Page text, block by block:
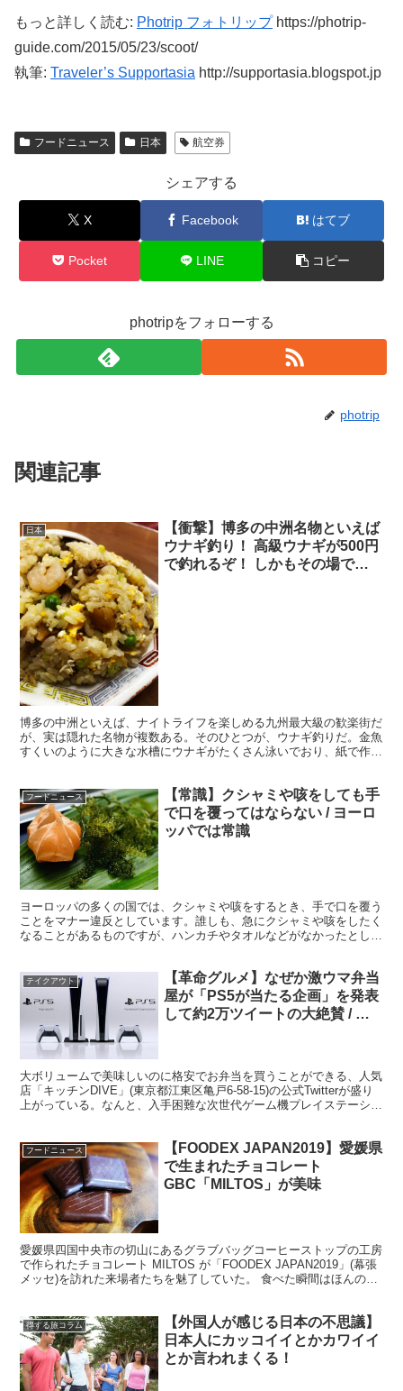
もっと詳しく読む: Photrip フォトリップhttps://photrip-
guide.com/2015/05/23/scoot/
執筆: Traveler’s Supportasia http://supportasia.blogspot.jp
フードニュース 日本 航空券
シェアする
X Facebook はてブ
Pocket LINE コピー
photripをフォローする
photrip
関連記事
日本
【衝撃】博多の中洲名物といえば
ウナギ釣り！ 高級ウナギが500円
で釣れるぞ！ しかもその場で食
博多の中洲といえば、ナイトライフを楽しめる九州最大級の歓楽街だ
が、実は隠れた名物が複数ある。そのひとつが、ウナギ釣りだ。金魚
すくいのように大きな水槽にウナギがたくさん泳いでおり、紙で作ら
フードニュース
【常識】クシャミや咳をしても手
で口を覆ってはならない / ヨーロ
ッパでは常識
ヨーロッパの多くの国では、クシャミや咳をするとき、手で口を覆う
ことをマナー違反としています。誰しも、急にクシャミや咳をしたく
なることがあるものですが、ハンカチやタオルなどがなかったとして
テイクアウト
【革命グルメ】なぜか激ウマ弁当
屋が「PS5が当たる企画」を発表
して約2万ツイートの大絶賛 / キ
大ボリュームで美味しいのに格安でお弁当を買うことができる、人気
店「キッチンDIVE」(東京都江東区亀戸6-58-15)の公式Twitterが盛り
上がっている。なんと、入手困難な次世代ゲーム機プレイステーショ
フードニュース
【FOODEX JAPAN2019】愛媛県
で生まれたチョコレート
GBC「MILTOS」が美味
愛媛県四国中央市の切山にあるグラブバッグコーヒーストップの工房
で作られたチョコレート MILTOS が「FOODEX JAPAN2019」(幕張
メッセ)を訪れた来場者たちを魅了していた。 食べた瞬間はほんのり
得する旅コラム
【外国人が感じる日本の不思議】
日本人にカッコイイとかカワイイ
とか言われまくる！